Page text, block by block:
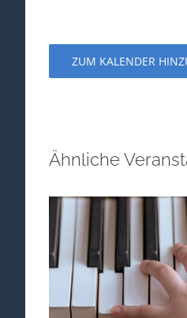
ZUM KALENDER
Ähnliche